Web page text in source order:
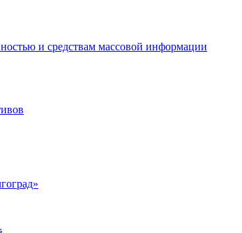
и средствам массовой информации